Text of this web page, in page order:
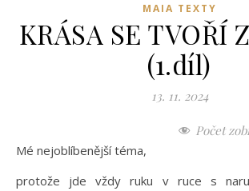
MAIA TEXTY
KRÁSA SE TVOŘÍ
(1.díl)
13. 11. 2024
Počet
Mé nejoblíbenější téma,
protože jde vždy ruku v ruce s